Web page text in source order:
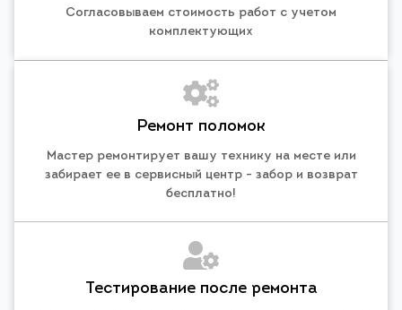
Согласовываем стоимость работ с учетом
комплектующих
Ремонт поломок
Мастер ремонтирует вашу технику на месте или
забирает ее в сервисный центр - забор и возврат
бесплатно!
Тестирование после ремонта